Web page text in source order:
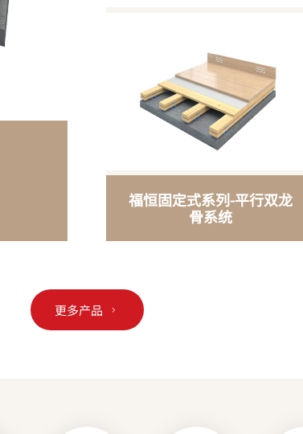
福恒固定式系列-平行双龙
骨系统
更多产品 